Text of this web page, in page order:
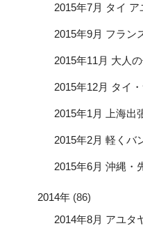
2015年7月 タイ
2015年9月 フラン
2015年11月 大人
2015年12月 タイ
2015年1月 上海出
2015年2月 軽くバ
2015年6月 沖縄・
2014年 (86)
2014年8月 アユタ